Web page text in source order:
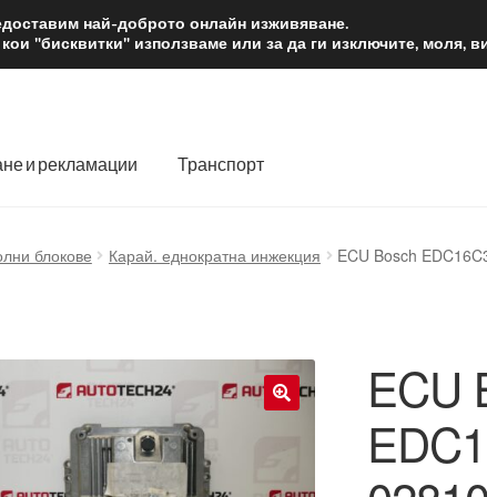
лв.
и рекламации Транспорт
блокове Карай. еднократна инжекция ECU Bosch
ECU
най-доброто онлайн изживяване.
"бисквитки" използваме или за да ги изключите, моля,